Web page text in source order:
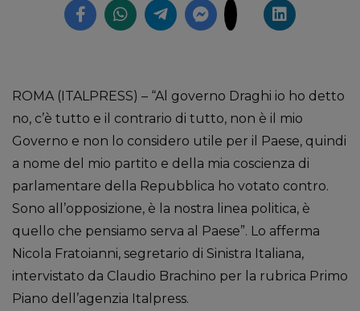
ROMA (ITALPRESS) – “Al governo Draghi io ho detto
no, c’è tutto e il contrario di tutto, non è il mio
Governo e non lo considero utile per il Paese, quindi
a nome del mio partito e della mia coscienza di
parlamentare della Repubblica ho votato contro.
Sono all’opposizione, è la nostra linea politica, è
quello che pensiamo serva al Paese”. Lo afferma
Nicola Fratoianni, segretario di Sinistra Italiana,
intervistato da Claudio Brachino per la rubrica Primo
Piano dell’agenzia Italpress.